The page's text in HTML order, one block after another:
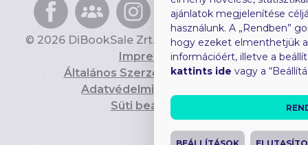
© 2026 DiBookSale Zrt. Minden jog fenntartva.
Impresszum
Általános Szerződési Feltételek
Adatvédelmi Tájékoztató
Süti beállítások
ajánlatok megjelenítése
használunk. A „Rendben”
hogy ezeket elmenthetjük
információért, illetve a
kattints ide vagy a